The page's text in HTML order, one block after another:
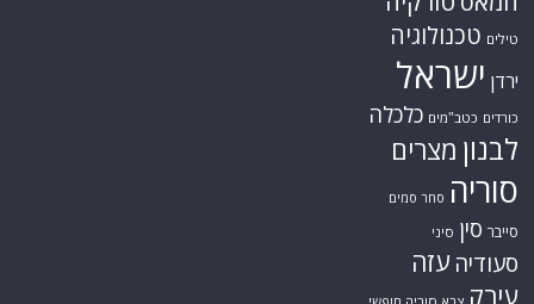
טילים טכנולוגיה
ירדן ישראל
כורדים כטב"מים כלכלה
לבנון מצרים
סוריה סחר סמים
סייבר סין סיני
סעודיה עזה
עירק